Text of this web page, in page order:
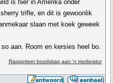
is hier in Amerika onder
trifle, en dit is gewoonlik
slaan met koek geweek
aan. Room en kersies heel bo.
Rapporteer boodskap aan 'n moderator